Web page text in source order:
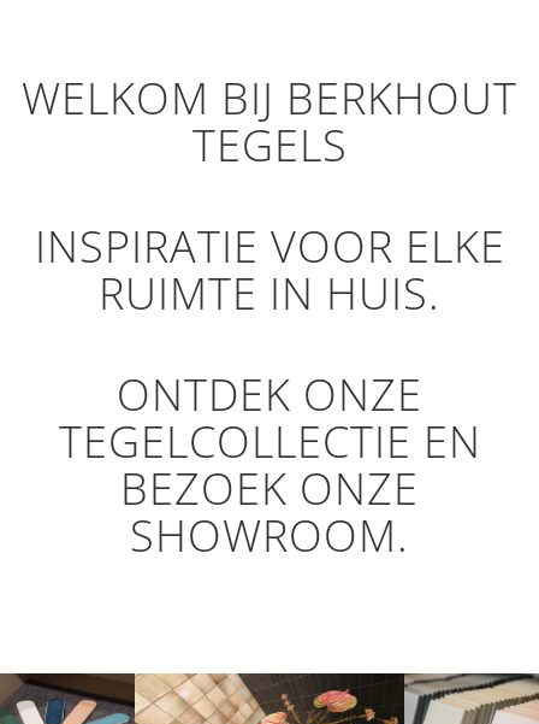
WELKOM BIJ BERKHOUT
TEGELS
INSPIRATIE VOOR ELKE
RUIMTE IN HUIS.
ONTDEK ONZE
TEGELCOLLECTIE EN
BEZOEK ONZE
SHOWROOM.